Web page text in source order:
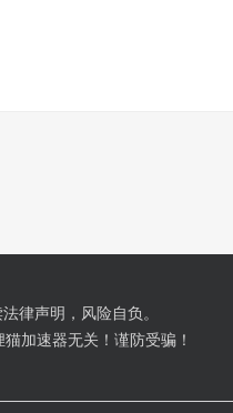
律声明，风险自负。
加速器无关！谨防受骗！